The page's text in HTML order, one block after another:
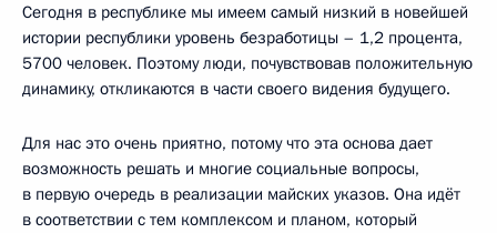
Сегодня в республике мы имеем самый низкий в новейшей
истории республики уровень безработицы – 1,2 процента,
5700 человек. Поэтому люди, почувствовав положительную
динамику, откликаются в части своего видения будущего.
Для нас это очень приятно, потому что эта основа дает
возможность решать и многие социальные вопросы,
в первую очередь в реализации майских указов. Она идёт
в соответствии с тем комплексом и планом, который